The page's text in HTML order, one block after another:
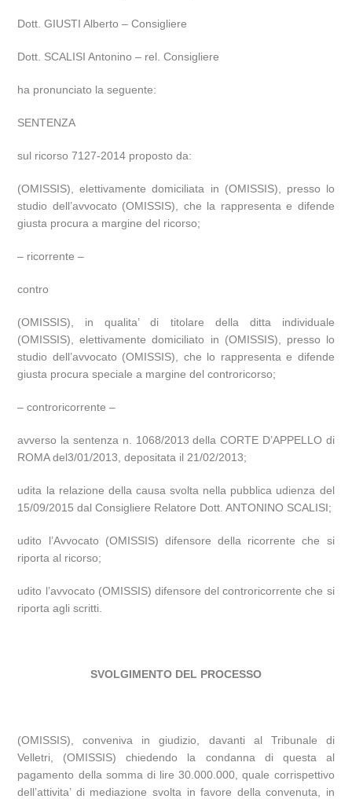
Dott. GIUSTI Alberto – Consigliere
Dott. SCALISI Antonino – rel. Consigliere
ha pronunciato la seguente:
SENTENZA
sul ricorso 7127-2014 proposto da:
(OMISSIS), elettivamente domiciliata in (OMISSIS), presso lo
studio dell’avvocato (OMISSIS), che la rappresenta e difende
giusta procura a margine del ricorso;
– ricorrente –
contro
(OMISSIS), in qualita’ di titolare della ditta individuale
(OMISSIS), elettivamente domiciliato in (OMISSIS), presso lo
studio dell’avvocato (OMISSIS), che lo rappresenta e difende
giusta procura speciale a margine del controricorso;
– controricorrente –
avverso la sentenza n. 1068/2013 della CORTE D’APPELLO di
ROMA del3/01/2013, depositata il 21/02/2013;
udita la relazione della causa svolta nella pubblica udienza del
15/09/2015 dal Consigliere Relatore Dott. ANTONINO SCALISI;
udito l’Avvocato (OMISSIS) difensore della ricorrente che si
riporta al ricorso;
udito l’avvocato (OMISSIS) difensore del controricorrente che si
riporta agli scritti.
SVOLGIMENTO DEL PROCESSO
(OMISSIS), conveniva in giudizio, davanti al Tribunale di
Velletri, (OMISSIS) chiedendo la condanna di questa al
pagamento della somma di lire 30.000.000, quale corrispettivo
dell’attivita’ di mediazione svolta in favore della convenuta, in